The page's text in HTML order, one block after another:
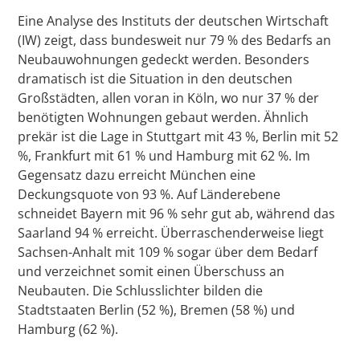
Eine Analyse des Instituts der deutschen Wirtschaft
(IW) zeigt, dass bundesweit nur 79 % des Bedarfs an
Neubauwohnungen gedeckt werden. Besonders
dramatisch ist die Situation in den deutschen
Großstädten, allen voran in Köln, wo nur 37 % der
benötigten Wohnungen gebaut werden. Ähnlich
prekär ist die Lage in Stuttgart mit 43 %, Berlin mit 52
%, Frankfurt mit 61 % und Hamburg mit 62 %. Im
Gegensatz dazu erreicht München eine
Deckungsquote von 93 %. Auf Länderebene
schneidet Bayern mit 96 % sehr gut ab, während das
Saarland 94 % erreicht. Überraschenderweise liegt
Sachsen-Anhalt mit 109 % sogar über dem Bedarf
und verzeichnet somit einen Überschuss an
Neubauten. Die Schlusslichter bilden die
Stadtstaaten Berlin (52 %), Bremen (58 %) und
Hamburg (62 %).